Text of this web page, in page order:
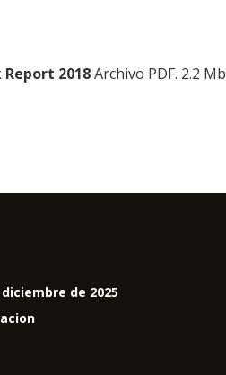
2018Archivo PDF. 2.2 Mb
de 2025